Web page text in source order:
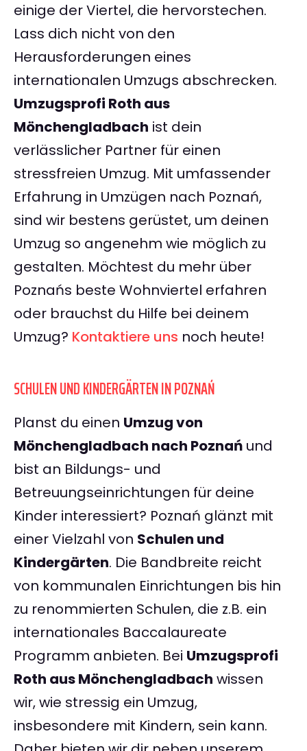
einige der Viertel, die hervorstechen.
Lass dich nicht von den
Herausforderungen eines
internationalen Umzugs abschrecken.
Umzugsprofi Roth aus
Mönchengladbach ist dein
verlässlicher Partner für einen
stressfreien Umzug. Mit umfassender
Erfahrung in Umzügen nach Poznań,
sind wir bestens gerüstet, um deinen
Umzug so angenehm wie möglich zu
gestalten. Möchtest du mehr über
Poznańs beste Wohnviertel erfahren
oder brauchst du Hilfe bei deinem
Umzug? Kontaktiere uns noch heute!
SCHULEN UND KINDERGÄRTEN IN POZNAŃ
Planst du einen Umzug von
Mönchengladbach nach Poznań und
bist an Bildungs- und
Betreuungseinrichtungen für deine
Kinder interessiert? Poznań glänzt mit
einer Vielzahl von Schulen und
Kindergärten. Die Bandbreite reicht
von kommunalen Einrichtungen bis hin
zu renommierten Schulen, die z.B. ein
internationales Baccalaureate
Programm anbieten. Bei Umzugsprofi
Roth aus Mönchengladbach wissen
wir, wie stressig ein Umzug,
insbesondere mit Kindern, sein kann.